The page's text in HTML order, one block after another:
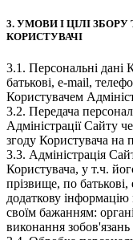
3. УМОВИ І ЦІЛІ
КОРИСТУВАЧІ
3.1. Персональні дані
батькові, e-mail,
Користувачем
3.2. Передача
Адміністрації Сайту
згоду Користувача на
3.3. Адміністрація
Користувача, у т.ч.
прізвище, по
додаткову
своїм бажанням:
виконання